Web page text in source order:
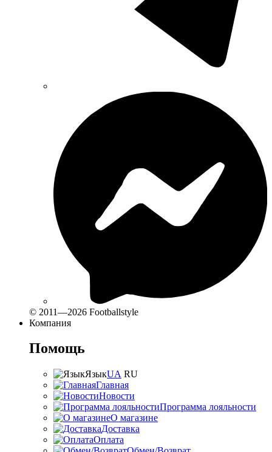
© 2011—2026 Footballstyle
Компания
Помощь
ЯзыкUA RU
Главная
Новости
Программа лояльности
О магазине
Доставка
Оплата